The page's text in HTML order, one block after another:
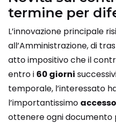
termine per
L’innovazione principale
all’Amministrazione, di
atto impositivo che il
entro i 60 giorni
temporale, l’interessato
l’importantissimo
ottenere ogni